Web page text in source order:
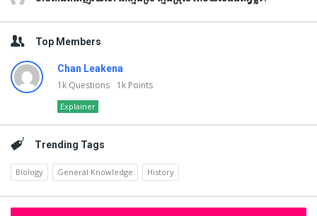
Top Members
Chan Leakena
1k Questions 1k Points
Explainer
Trending Tags
Biology General Knowledge History